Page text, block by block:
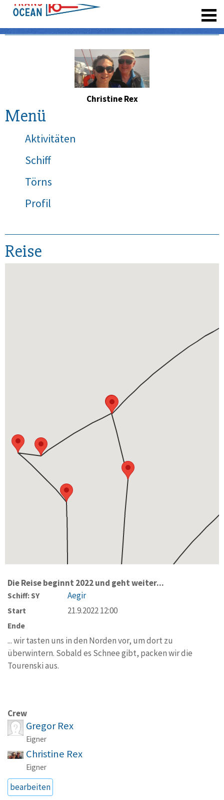
Christine Rex
Menü
Aktivitäten
Schiff
Törns
Profil
Reise
Die Reise beginnt 2022 und geht weiter...
Schiff: SY Aegir
Start 21.9.2022 12:00
Ende
... wir tasten uns in den Norden vor, um dort zu
überwintern. Sobald es Schnee gibt, packen wir die
Tourenski aus.
Crew
Gregor Rex
Eigner
Christine Rex
Eigner
bearbeiten